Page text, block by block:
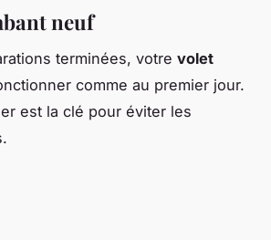
neuf
terminées, votre volet
comme au premier jour.
est la clé pour éviter les